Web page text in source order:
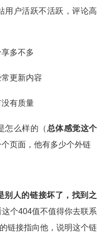
用户活跃不活跃，评论高
多不多
更新内容
有质量
怎么样的（ 总体感觉这个
页面，他有多少个外链
别人的链接坏了，找到之
个404值不值得你去联系
链接指向他，说明这个链